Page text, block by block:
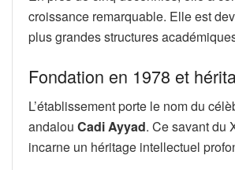
croissance remarquable. Elle est
plus grandes structures
Fondation en 1978 et
L’établissement porte le nom du
andalou Cadi Ayyad. Ce savant du
incarne un héritage intellectuel